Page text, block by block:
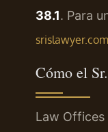
38.1. Para
srislawyer.com
Cómo el
Law Offices